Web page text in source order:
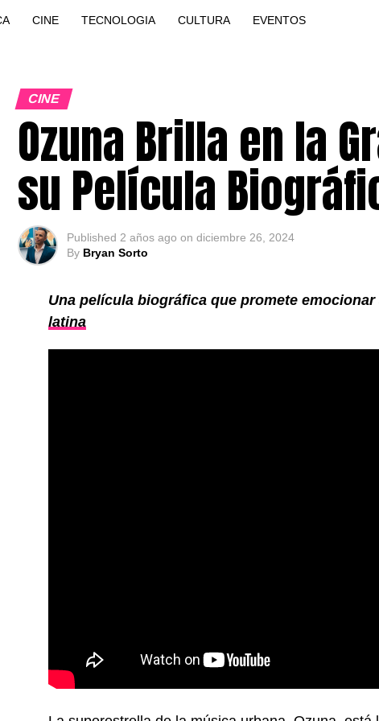
CINE TECNOLOGIA CULTURA EVENTOS
CINE
Ozuna Brilla en la
su Película
Published 2 años ago on diciembre 26, 2024
By Bryan Sorto
Una película biográfica que promete
latina